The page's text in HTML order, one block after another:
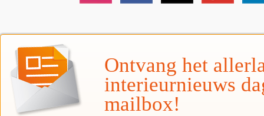
Ontvang het
interieurnieuws
mailbox!